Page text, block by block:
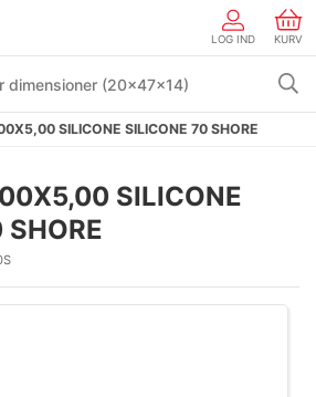
LOG IND KURV
SILICONE SILICONE 70 SHORE
SILICONE